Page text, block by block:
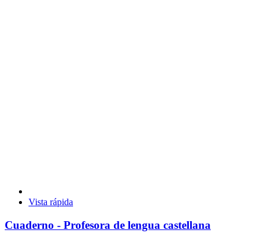
Vista rápida
Cuaderno - Profesora de lengua castellana